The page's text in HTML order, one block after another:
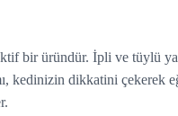
bir üründür. İpli ve tüylü
kedinizin dikkatini çekerek